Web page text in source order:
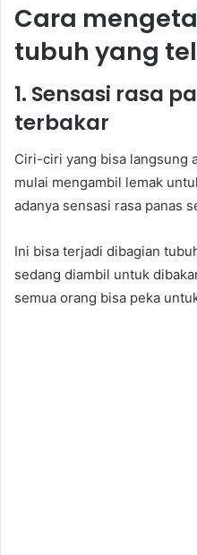
Cara
tubuh yang
1. Sensasi rasa
terbakar
Ciri-ciri yang bisa langsung
mulai mengambil lemak
adanya sensasi rasa panas
Ini bisa terjadi dibagian
sedang diambil untuk
semua orang bisa peka